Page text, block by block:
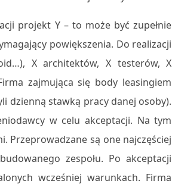
projekt Y – to może być zupełnie
powiększenia. Do realizacji
X architektów, X testerów, X
zajmująca się body leasingiem
dzienną stawką pracy danej osoby).
w celu akceptacji. Na tym
Przeprowadzane są one najczęściej
zespołu. Po akceptacji
wcześniej warunkach. Firma